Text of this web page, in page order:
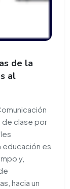
de la
al
de clase por
es
y,
hacia un